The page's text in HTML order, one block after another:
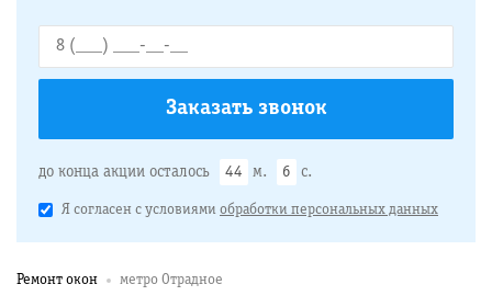
до конца акции осталось 44 м. 5 с.
Я согласен с условиями обработки персональных данных
Ремонт окон метро Отрадное